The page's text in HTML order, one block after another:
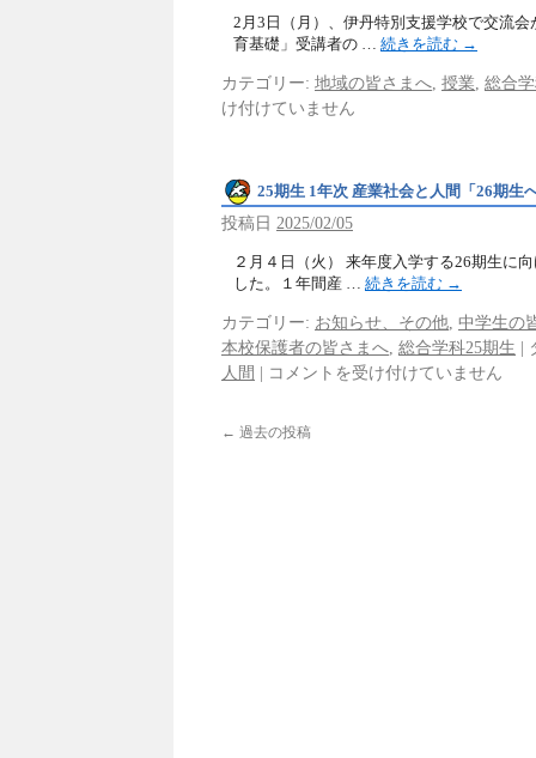
2月3日（月）、伊丹特別支援学校で交流
育基礎」受講者の … 続きを読む →
カテゴリー: 地域の皆さまへ 授業 総合
け付けていません
25期生 1年次 産業社会と人間「26期生
投稿日 2025/02/05
２月４日（火） 来年度入学する26期生に
した。１年間産 … 続きを読む →
カテゴリー: お知らせ、その他 中学生の
本校保護者の皆さまへ 総合学科25期生 |
人間 | コメントを受け付けていません
← 過去の投稿